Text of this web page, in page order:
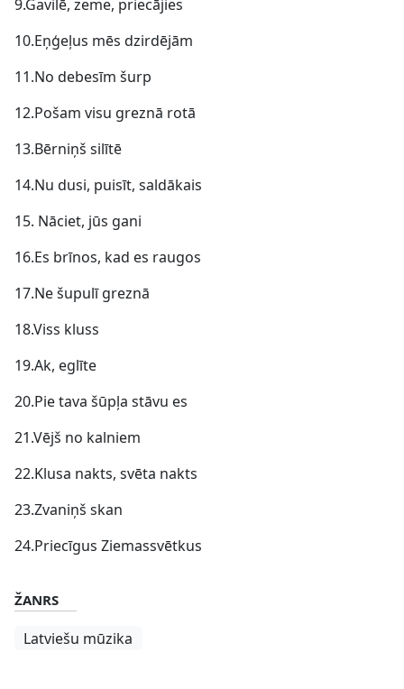
9.Gavilē, zeme, priecājies
10.Eņģeļus mēs dzirdējām
11.No debesīm šurp
12.Pošam visu greznā rotā
13.Bērniņš silītē
14.Nu dusi, puisīt, saldākais
15. Nāciet, jūs gani
16.Es brīnos, kad es raugos
17.Ne šupulī greznā
18.Viss kluss
19.Ak, eglīte
20.Pie tava šūpļa stāvu es
21.Vējš no kalniem
22.Klusa nakts, svēta nakts
23.Zvaniņš skan
24.Priecīgus Ziemassvētkus
ŽANRS
Latviešu mūzika